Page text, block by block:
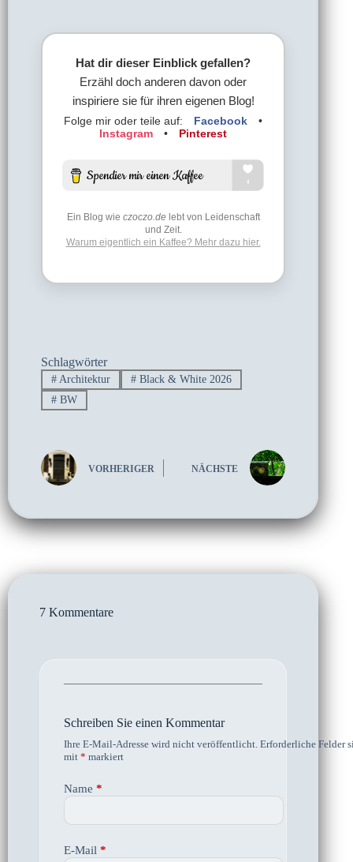
Hat dir dieser Einblick gefallen?
Erzähl doch anderen davon oder
inspiriere sie für ihren eigenen Blog!
Folge mir oder teile auf: Facebook
•
Instagram
• Pinterest
Ein Blog wie czoczo.delebt von Leidenschaft
und Zeit.
Warum eigentlich ein Kaffee? Mehr dazu hier.
Schlagwörter
#Architektur #Black & White 2026
#BW
VORHERIGER NÄCHSTE
7 Kommentare
Schreiben Sie einen Kommentar
Ihre E-Mail-Adresse wird nicht veröffentlicht. Erforderliche Felder
mit * markiert
Name *
E-Mail *